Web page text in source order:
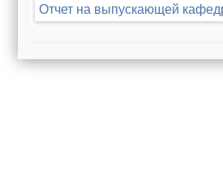
Отчет на выпускающей